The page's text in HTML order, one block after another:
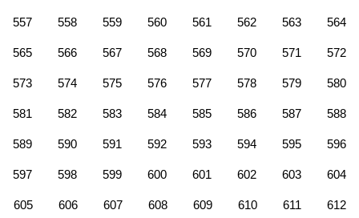
557 558 559 560 561 562 563 564
565 566 567 568 569 570 571 572
573 574 575 576 577 578 579 580
581 582 583 584 585 586 587 588
589 590 591 592 593 594 595 596
597 598 599 600 601 602 603 604
605 606 607 608 609 610 611 612